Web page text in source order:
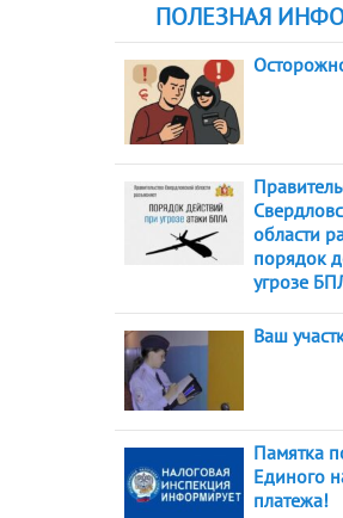
ПОЛЕЗНАЯ
области
порядок
угрозе
Ваш
Памятка
Единого
платежа!